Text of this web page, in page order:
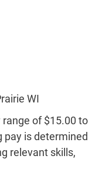
WI
of $15.00 to
pay is determined
relevant skills,